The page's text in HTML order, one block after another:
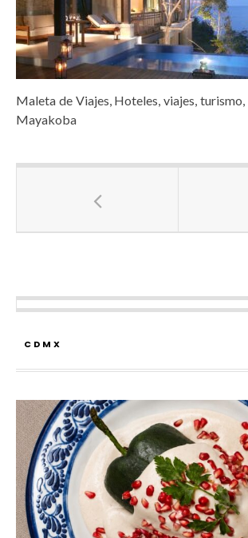
Maleta de Viajes, Hoteles, viajes, turismo,
Mayakoba
CDMX